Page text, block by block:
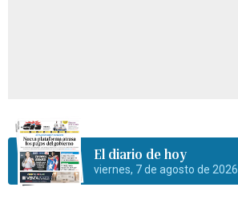
El diario de hoy
viernes, 7 de agosto de 2026